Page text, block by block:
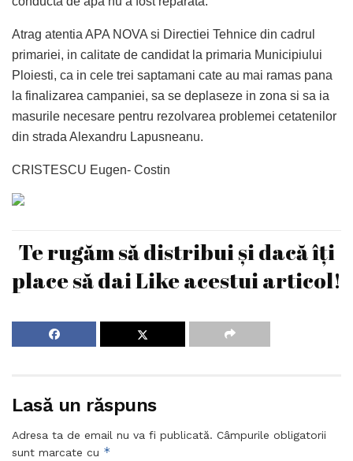
Atrag atentia APA NOVA si Directiei Tehnice din cadrul
primariei, in calitate de candidat la primaria Municipiului
Ploiesti, ca in cele trei saptamani cate au mai ramas pana
la finalizarea campaniei, sa se deplaseze in zona si sa ia
masurile necesare pentru rezolvarea problemei cetatenilor
din strada Alexandru Lapusneanu.
CRISTESCU Eugen- Costin
Te rugăm să distribui și dacă îți
place să dai Like acestui articol!
Lasă un răspuns
Adresa ta de email nu va fi publicată. Câmpurile obligatorii
sunt marcate cu *